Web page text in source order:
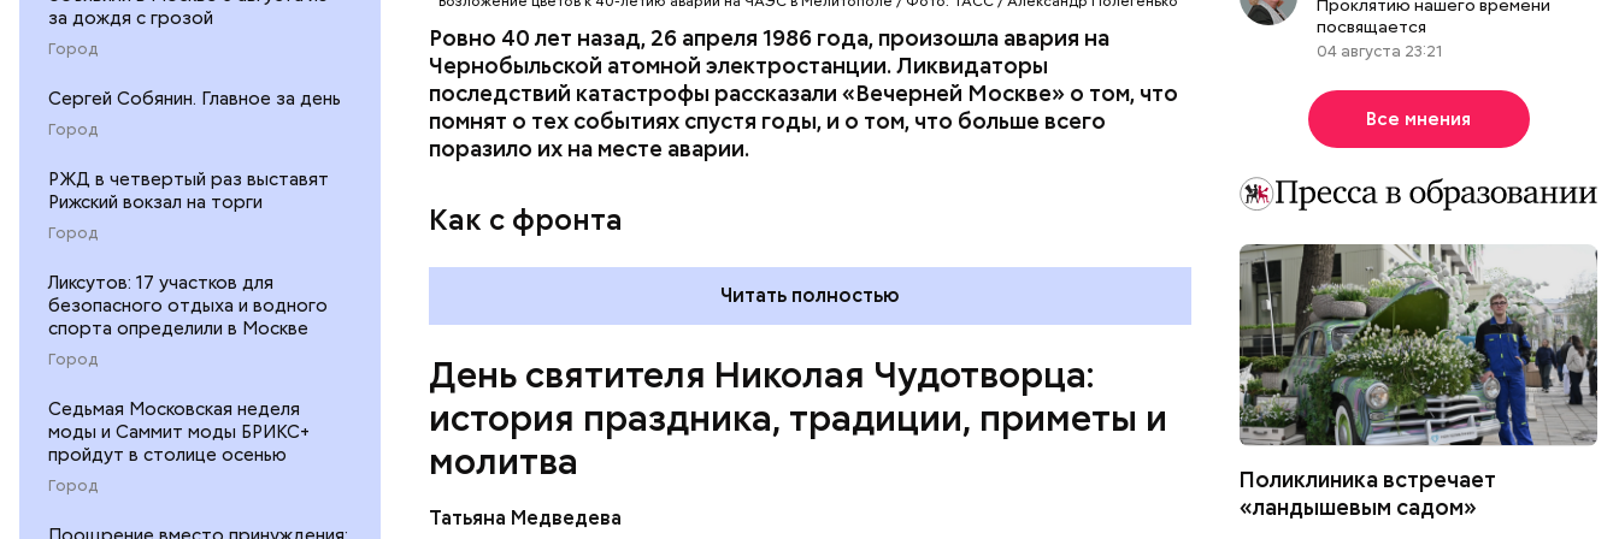
за дождя с грозой
Город
Сергей Собянин. Главное за день
Город
РЖД в четвертый раз выставят
Рижский вокзал на торги
Город
Ликсутов: 17 участков для
безопасного отдыха и водного
спорта определили в Москве
Город
Седьмая Московская неделя
моды и Саммит моды БРИКС+
пройдут в столице осенью
Город
Ровно 40 лет назад, 26 апреля 1986 года, произошла авария на
Чернобыльской атомной электростанции. Ликвидаторы
последствий катастрофы рассказали «Вечерней Москве» о том, что
помнят о тех событиях спустя годы, и о том, что больше всего
поразило их на месте аварии.
Как с фронта
Читать полностью
День святителя Николая Чудотворца:
история праздника, традиции, приметы и
молитва
Татьяна Медведева
Перенесемся в III век в Малую Азию. В ту эпоху жизнь христиан была
родителей, Николай отдал на дела милосердия. Со временем Николай
стал епископом в городе Мире. Он был страстным проповедником
христианства. Ему также приписывают разрушение нескольких
языческих храмов и чудеса, творимые силой молитвы. Этот человек
лучше любого врача исцелял больных, обреченных на смерть, и даже
воскрешал мертвых.
Проклятию нашего времени
посвящается
04 августа 23:21
Все мнения
Поликлиника встречает
«ландышевым садом»